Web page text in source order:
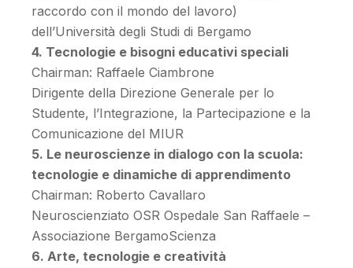
raccordo con il mondo del lavoro)
dell’Università degli Studi di Bergamo
4. Tecnologie e bisogni educativi speciali
Chairman: Raffaele Ciambrone
Dirigente della Direzione Generale per lo
Studente, l’Integrazione, la Partecipazione e la
Comunicazione del MIUR
5. Le neuroscienze in dialogo con la scuola:
tecnologie e dinamiche di apprendimento
Chairman: Roberto Cavallaro
Neuroscienziato OSR Ospedale San Raffaele –
Associazione BergamoScienza
6. Arte, tecnologie e creatività